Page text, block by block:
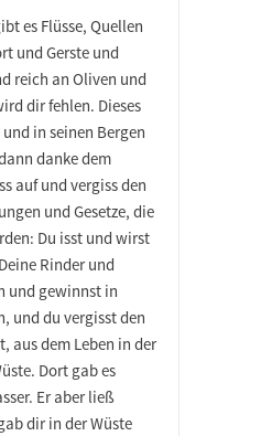
es Flüsse, Quellen
und Gerste und
reich an Oliven und
dir fehlen. Dieses
in seinen Bergen
danke dem
auf und vergiss den
und Gesetze, die
Du isst und wirst
Rinder und
und gewinnst in
und du vergisst den
aus dem Leben in der
Dort gab es
Er aber ließ
dir in der Wüste